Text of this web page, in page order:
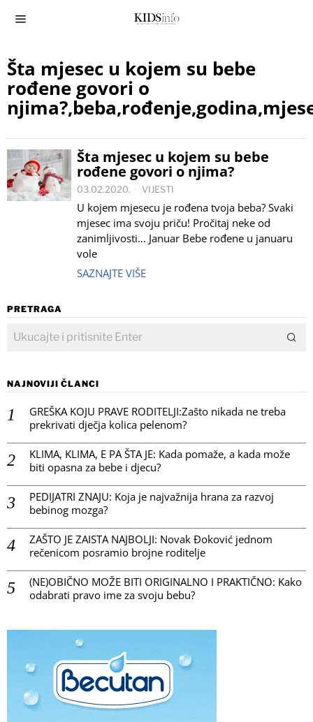
Šta mjesec u kojem su bebe
rođene govori o
Šta mjesec u kojem su bebe
rođene govori o njima?
03.02.2020. VIJESTI
U kojem mjesecu je rođena tvoja beba? Svaki
mjesec ima svoju priču! Pročitaj neke od
zanimljivosti… Januar Bebe rođene u januaru
vole
SAZNAJTE VIŠE
PRETRAGA
NAJNOVIJI ČLANCI
GREŠKA KOJU PRAVE RODITELJI:Zašto nikada ne treba
prekrivati dječja kolica pelenom?
KLIMA, KLIMA, E PA ŠTA JE: Kada pomaže, a kada može
biti opasna za bebe i djecu?
PEDIJATRI ZNAJU: Koja je najvažnija hrana za razvoj
bebinog mozga?
ZAŠTO JE ZAISTA NAJBOLJI: Novak Đoković jednom
rečenicom posramio brojne roditelje
(NE)OBIČNO MOŽE BITI ORIGINALNO I PRAKTIČNO: Kako
odabrati pravo ime za svoju bebu?